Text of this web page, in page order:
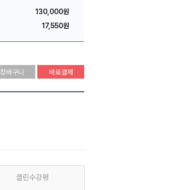
130,000원
17,550원
장바구니 바로결제
클린수강평